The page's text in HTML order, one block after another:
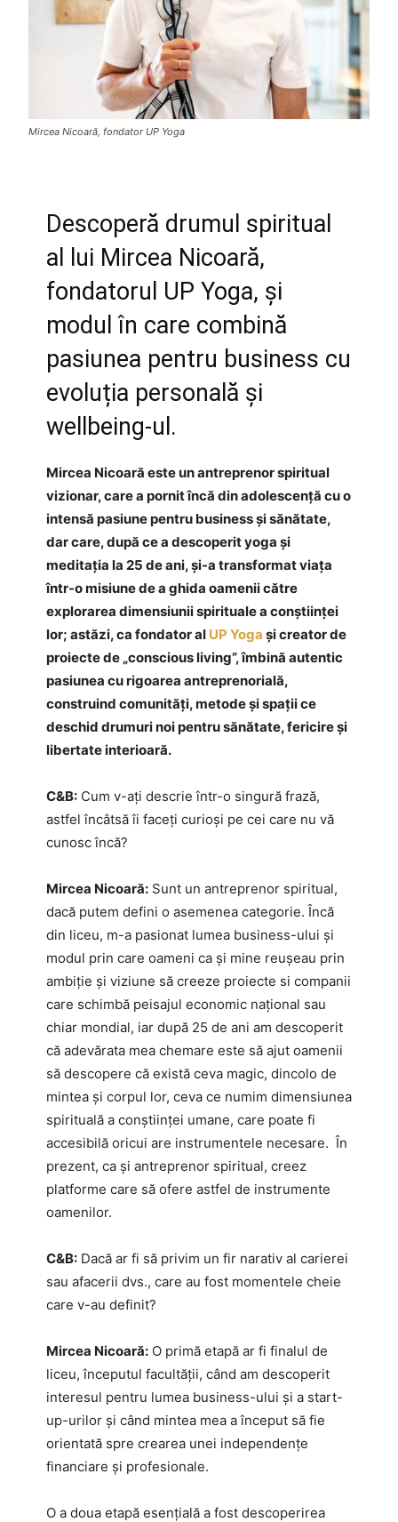
Mircea Nicoară, fondator UP Yoga
Descoperă drumul spiritual
al lui Mircea Nicoară,
fondatorul UP Yoga, și
modul în care combină
pasiunea pentru business cu
evoluția personală și
wellbeing-ul.
Mircea Nicoară este un antreprenor spiritual
vizionar, care a pornit încă din adolescență cu o
intensă pasiune pentru business și sănătate,
dar care, după ce a descoperit yoga și
meditația la 25 de ani, și-a transformat viața
într-o misiune de a ghida oamenii către
explorarea dimensiunii spirituale a conștiinței
lor; astăzi, ca fondator al UP Yoga și creator de
proiecte de „conscious living”, îmbină autentic
pasiunea cu rigoarea antreprenorială,
construind comunități, metode și spații ce
deschid drumuri noi pentru sănătate, fericire și
libertate interioară.
C&B: Cum v-ați descrie într-o singură frază,
astfel încâtsă îi faceți curioși pe cei care nu vă
cunosc încă?
Mircea Nicoară: Sunt un antreprenor spiritual,
dacă putem defini o asemenea categorie. Încă
din liceu, m-a pasionat lumea business-ului și
modul prin care oameni ca și mine reușeau prin
ambiție și viziune să creeze proiecte si companii
care schimbă peisajul economic național sau
chiar mondial, iar după 25 de ani am descoperit
că adevărata mea chemare este să ajut oamenii
să descopere că există ceva magic, dincolo de
mintea și corpul lor, ceva ce numim dimensiunea
spirituală a conștiinței umane, care poate fi
accesibilă oricui are instrumentele necesare. În
prezent, ca și antreprenor spiritual, creez
platforme care să ofere astfel de instrumente
oamenilor.
C&B: Dacă ar fi să privim un fir narativ al carierei
sau afacerii dvs., care au fost momentele cheie
care v-au definit?
Mircea Nicoară: O primă etapă ar fi finalul de
liceu, începutul facultății, când am descoperit
interesul pentru lumea business-ului și a start-
up-urilor și când mintea mea a început să fie
orientată spre crearea unei independențe
financiare și profesionale.
O a doua etapă esențială a fost descoperirea